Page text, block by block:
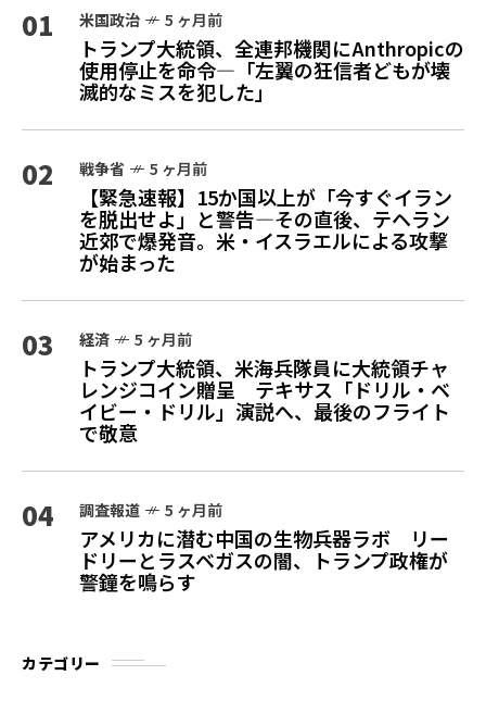
01 米国政治 5 ヶ月前
トランプ大統領、全連邦機関にAnthropicの
使用停止を命令—「左翼の狂信者どもが壊
滅的なミスを犯した」
02 戦争省 5 ヶ月前
【緊急速報】15か国以上が「今すぐイラン
を脱出せよ」と警告—その直後、テヘラン
近郊で爆発音。米・イスラエルによる攻撃
が始まった
03 経済 5 ヶ月前
トランプ大統領、米海兵隊員に大統領チャ
レンジコイン贈呈 テキサス「ドリル・ベ
イビー・ドリル」演説へ、最後のフライト
で敬意
04 調査報道 5 ヶ月前
アメリカに潜む中国の生物兵器ラボ リー
ドリーとラスベガスの闇、トランプ政権が
警鐘を鳴らす
カテゴリー